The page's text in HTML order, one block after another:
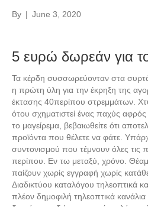
By | June 3, 2020
5 ευρώ δωρεάν για το
Τα κέρδη συσσωρεύονταν στα
η πρώτη ύλη για την έκρηξη της
έκτασης 40περίπου στρεμμάτων.
ότου σχηματιστεί ένας παχύς
το μαγείρεμα, βεβαιωθείτε ότι
προϊόντα που θέλετε να φάτε.
συντονισμού που τέμνουν όλες τις
περίπου. Εν τω μεταξύ, χρόνο.
παίζουν χωρίς εγγραφή χωρίς
Διαδικτύου καταλόγου τηλεοπτικά
πλέον δημοφιλή τηλεοπτικά